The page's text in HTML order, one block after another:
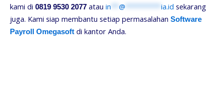
kami di 0819 9530 2077 atau in ** @ ********* ia.id sekarang
juga. Kami siap membantu setiap permasalahan Software
Payroll Omegasoft di kantor Anda.